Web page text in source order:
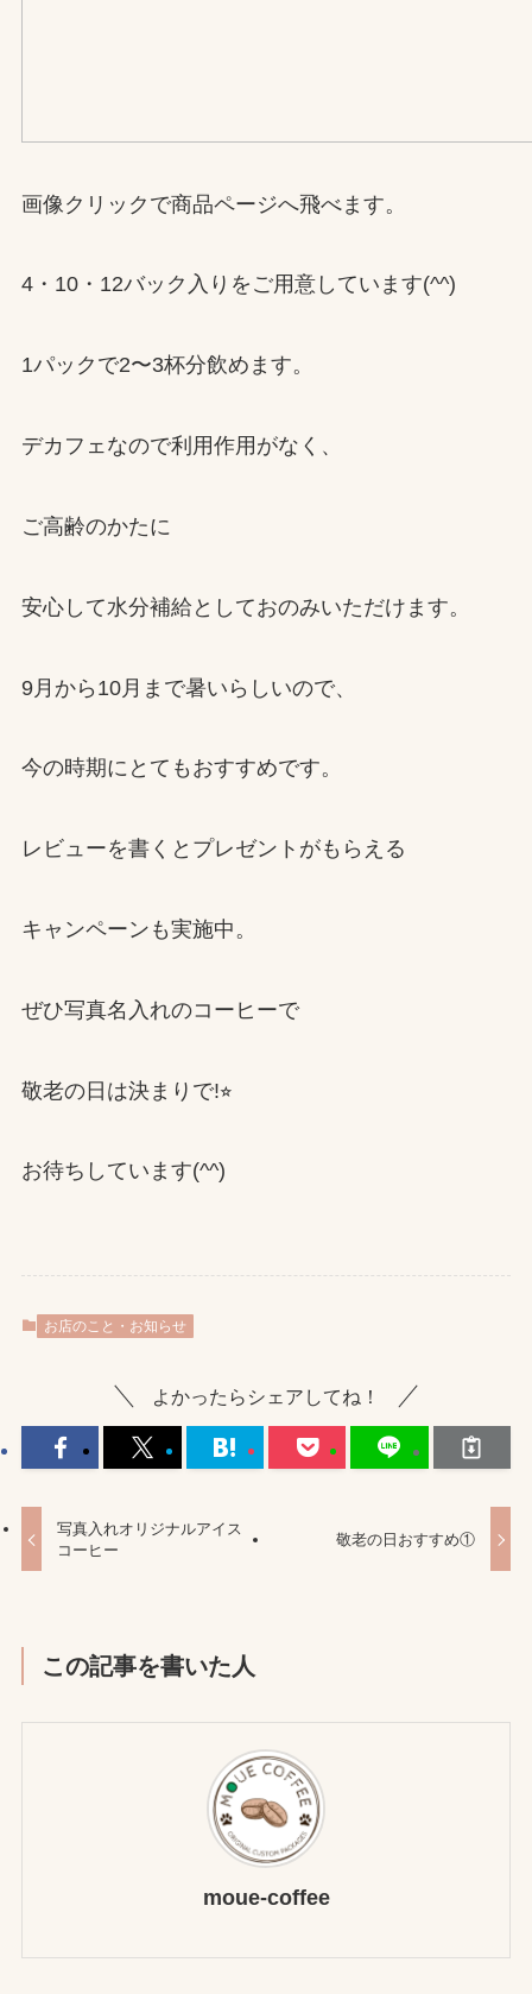
画像クリックで商品ページへ飛べます。
4・10・12バック入りをご用意しています(^^)
1パックで2〜3杯分飲めます。
デカフェなので利用作用がなく、
ご高齢のかたに
安心して水分補給としておのみいただけます。
9月から10月まで暑いらしいので、
今の時期にとてもおすすめです。
レビューを書くとプレゼントがもらえる
キャンペーンも実施中。
ぜひ写真名入れのコーヒーで
敬老の日は決まりで!⭐︎
お待ちしています(^^)
お店のこと・お知らせ
よかったらシェアしてね！
写真入れオリジナルアイス
コーヒー
敬老の日おすすめ①
この記事を書いた人
moue-coffee